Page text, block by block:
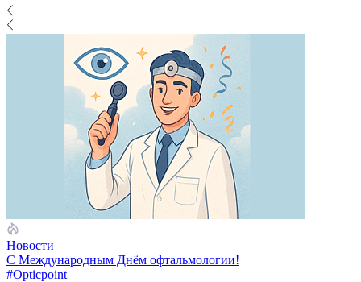
Новости
С Международным Днём офтальмологии!
#Opticpoint